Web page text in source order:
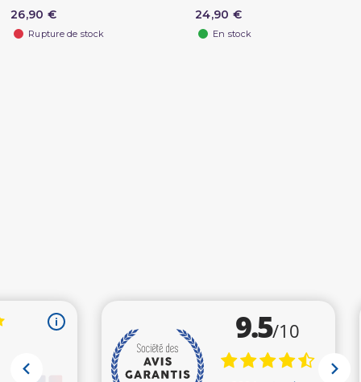
26,90 €
Rupture de stock
24,90 €
En stock